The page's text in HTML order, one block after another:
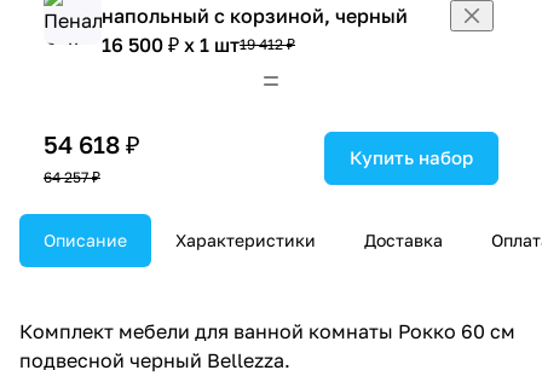
напольный с корзиной, черный
16 500 ₽ x 1 шт19 412 ₽
54 618 ₽
64 257 ₽
Купить набор
Описание Характеристики Доставка
Комплект мебели для ванной комнаты Рокко 60 см
подвесной черный Bellezza.